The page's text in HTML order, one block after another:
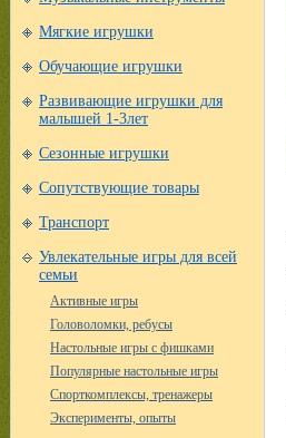
Мягкие игрушки
Обучающие игрушки
Развивающие игрушки для
малышей 1-3лет
Сезонные игрушки
Сопутствующие товары
Транспорт
Увлекательные игры для всей
семьи
Активные игры
Головоломки, ребусы
Настольные игры с фишками
Популярные настольные игры
Спорткомплексы, тренажеры
Эксперименты, опыты